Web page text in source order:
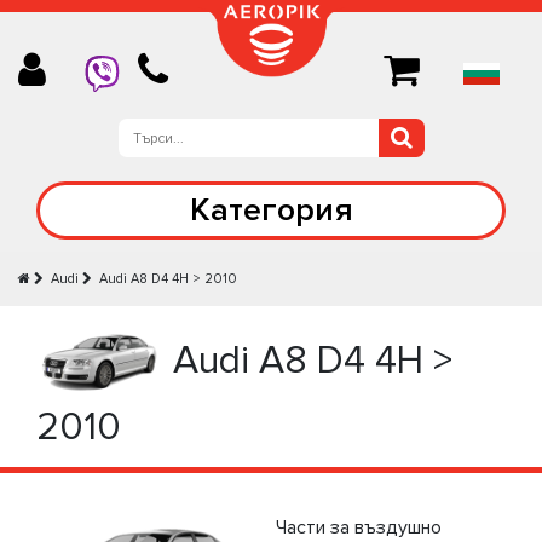
Категория
Audi Audi А8 D4 4H > 2010
Audi А8 D4 4H >
2010
Части за въздушно